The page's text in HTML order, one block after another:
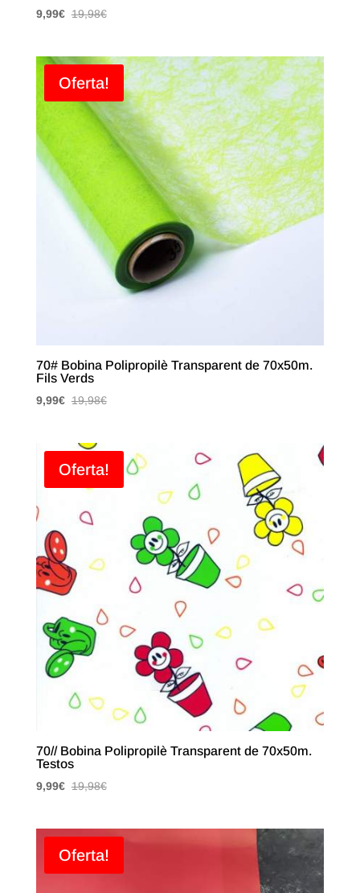
9,99€ 19,98€
Oferta!
70# Bobina Polipropilè Transparent de 70x50m.
Fils Verds
9,99€ 19,98€
Oferta!
70// Bobina Polipropilè Transparent de 70x50m.
Testos
9,99€ 19,98€
Oferta!